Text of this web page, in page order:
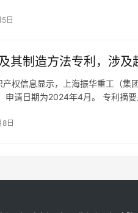
日
其制造方法专利，涉及
权信息显示，上海振华重工（集
请日期为2024年4月。 专利摘
日